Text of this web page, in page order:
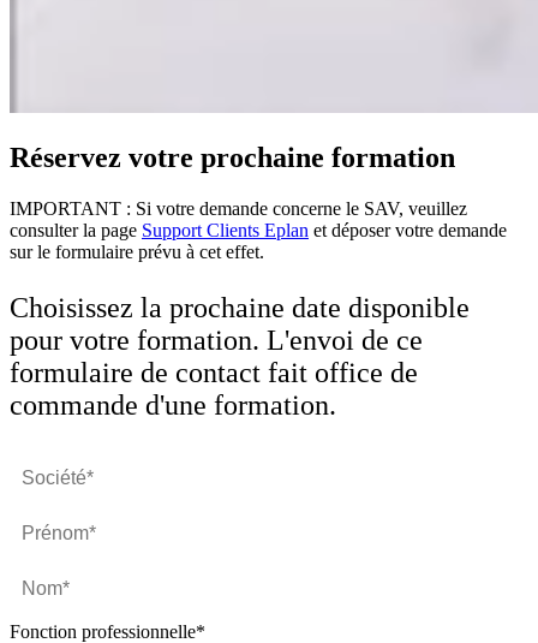
Réservez votre prochaine formation
IMPORTANT : Si votre demande concerne le SAV, veuillez
consulter la page Support Clients Eplan et déposer votre demande
sur le formulaire prévu à cet effet.
Choisissez la prochaine date disponible
pour votre formation. L'envoi de ce
formulaire de contact fait office de
commande d'une formation.
Fonction professionnelle*